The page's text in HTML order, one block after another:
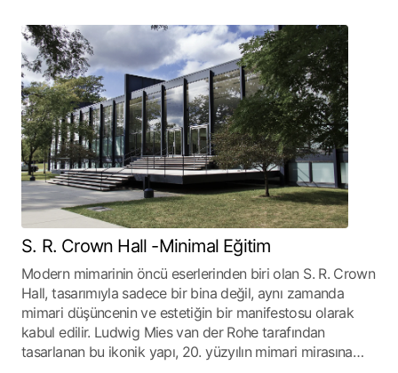
S. R. Crown Hall -Minimal Eğitim
Modern mimarinin öncü eserlerinden biri olan S. R. Crown
Hall, tasarımıyla sadece bir bina değil, aynı zamanda
mimari düşüncenin ve estetiğin bir manifestosu olarak
kabul edilir. Ludwig Mies van der Rohe tarafından
tasarlanan bu ikonik yapı, 20. yüzyılın mimari mirasına…